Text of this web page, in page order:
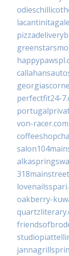
perfectfit24-
von-racer.com
oakberry-